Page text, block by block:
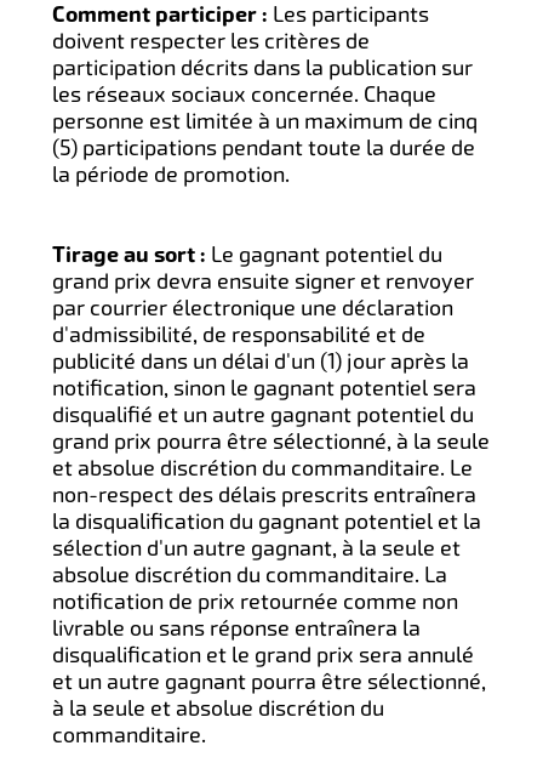
Comment participer : Les participants
doivent respecter les critères de
participation décrits dans la publication sur
les réseaux sociaux concernée. Chaque
personne est limitée à un maximum de cinq
(5) participations pendant toute la durée de
la période de promotion.
Tirage au sort : Le gagnant potentiel du
grand prix devra ensuite signer et renvoyer
par courrier électronique une déclaration
d'admissibilité, de responsabilité et de
publicité dans un délai d'un (1) jour après la
notification, sinon le gagnant potentiel sera
disqualifié et un autre gagnant potentiel du
grand prix pourra être sélectionné, à la seule
et absolue discrétion du commanditaire. Le
non-respect des délais prescrits entraînera
la disqualification du gagnant potentiel et la
sélection d'un autre gagnant, à la seule et
absolue discrétion du commanditaire. La
notification de prix retournée comme non
livrable ou sans réponse entraînera la
disqualification et le grand prix sera annulé
et un autre gagnant pourra être sélectionné,
à la seule et absolue discrétion du
commanditaire.